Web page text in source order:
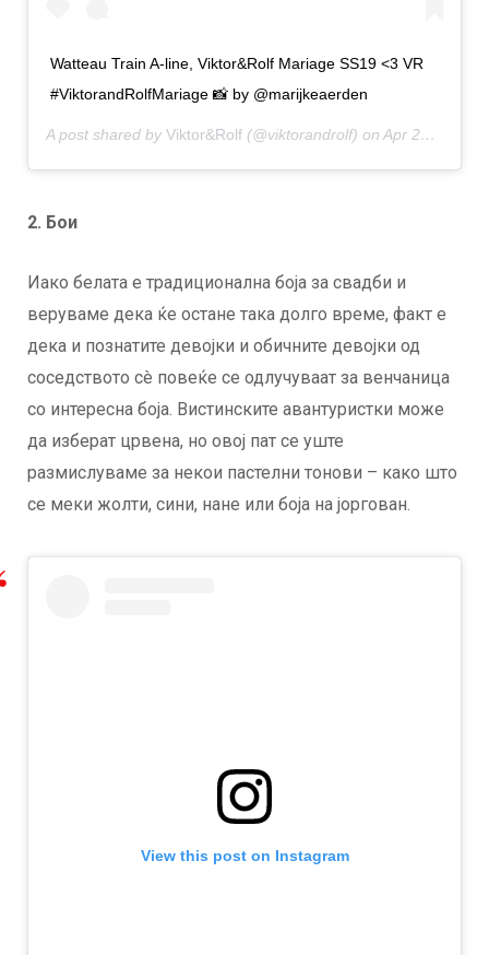
Watteau Train A-line, Viktor&Rolf Mariage SS19 <3 VR
#ViktorandRolfMariage 📸 by @marijkeaerden
A post shared by Viktor&Rolf (@viktorandrolf) on Apr 22, 2018 at 8:33am PDT
2. Бои
Иако белата е традиционална боја за свадби и
веруваме дека ќе остане така долго време, факт е
дека и познатите девојки и обичните девојки од
соседството сè повеќе се одлучуваат за венчаница
со интересна боја. Вистинските авантуристки може
да изберат црвена, но овој пат се уште
размислуваме за некои пастелни тонови – како што
се меки жолти, сини, нане или боја на јоргован.
View this post on Instagram